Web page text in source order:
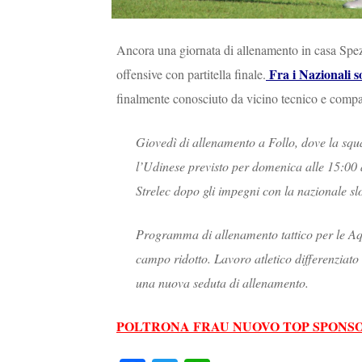
Ancora una giornata di allenamento in casa
offensive con partitella finale. Fra i Nazionali
finalmente conosciuto da vicino tecnico e
Giovedì di allenamento a Follo, dove la
l’Udinese previsto per domenica alle
Strelec dopo gli impegni con la nazionale
Programma di allenamento tattico per le
campo ridotto. Lavoro atletico
una nuova seduta di allenamento.
POLTRONA FRAU NUOVO TOP